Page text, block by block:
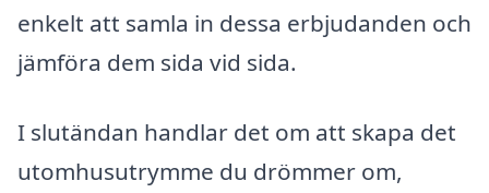
enkelt att samla in dessa erbjudanden och
jämföra dem sida vid sida.
I slutändan handlar det om att skapa det
utomhusutrymme du drömmer om,